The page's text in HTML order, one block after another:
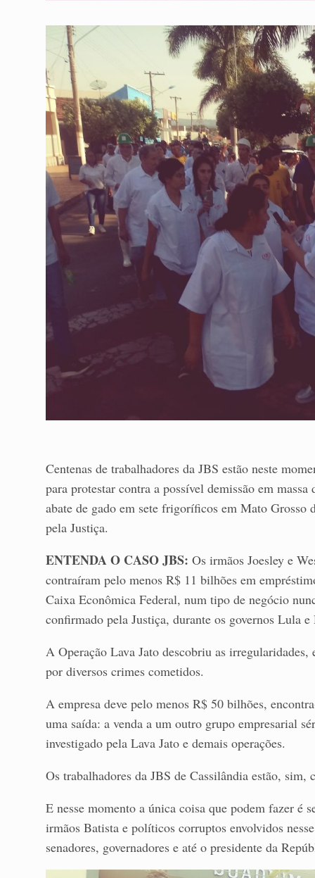
Centenas de trabalhadores da JBS estão neste
para protestar contra a possível demissão em
abate de gado em sete frigoríficos em Mato
pela Justiça.
ENTENDA O CASO JBS: Os irmãos Joesley e
contraíram pelo menos R$ 11 bilhões em
Caixa Econômica Federal, num tipo de negócio
confirmado pela Justiça, durante os governos Lula
A Operação Lava Jato descobriu as
por diversos crimes cometidos.
A empresa deve pelo menos R$ 50 bilhões,
uma saída: a venda a um outro grupo empresarial
investigado pela Lava Jato e demais operações.
Os trabalhadores da JBS de Cassilândia estão,
E nesse momento a única coisa que podem fazer é
irmãos Batista e políticos corruptos envolvidos
senadores, governadores e até o presidente da